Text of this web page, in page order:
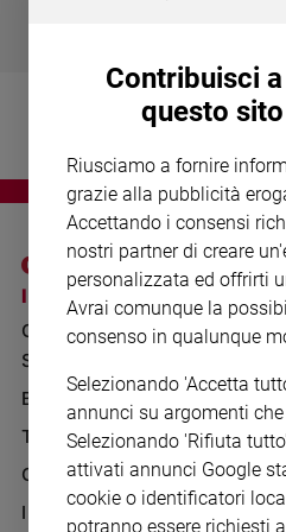
Devozione
fede
giorno
Santo
del
Società
e
valori
I SITI SAN PAOLO
GRUPPO EDITORIALE
SAN PAOLO
BENESSERE
TELENOVA
GAZZETTA D'ALBA
IL GIORNALINO
Contribuisci
questo
Riusciamo a fornire
grazie alla pubblicità
Accettando i consensi
nostri partner di creare
personalizzata ed offrirti
Avrai comunque la
consenso in qualunque
Selezionando 'Accetta
annunci su argomenti
Selezionando 'Rifiuta
attivati annunci Google
cookie o identificatori
potranno essere richiesti